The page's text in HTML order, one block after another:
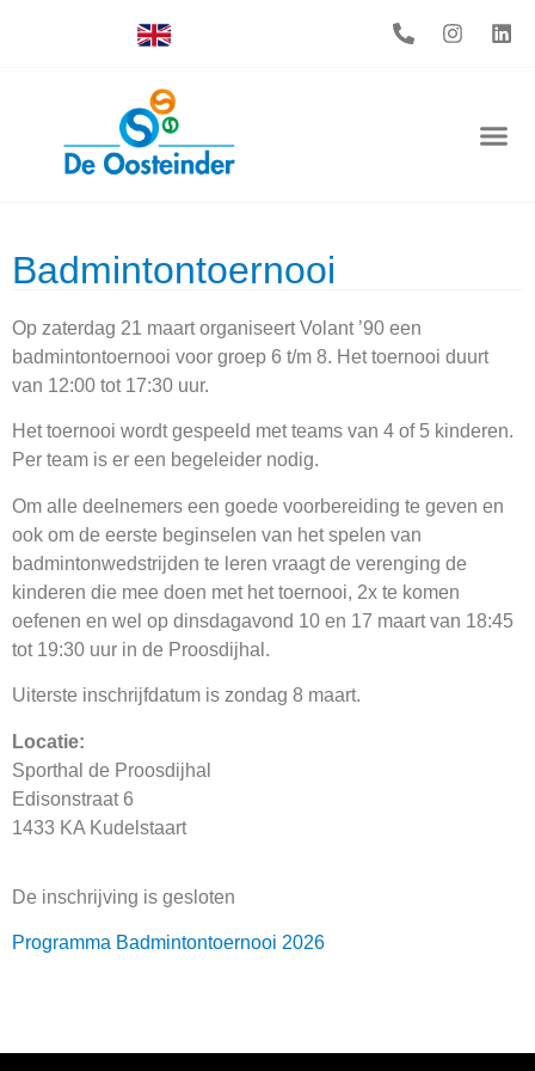
Badmintontoernooi
Op zaterdag 21 maart organiseert Volant ’90 een
badmintontoernooi voor groep 6 t/m 8. Het toernooi duurt
van 12:00 tot 17:30 uur.
Het toernooi wordt gespeeld met teams van 4 of 5 kinderen.
Per team is er een begeleider nodig.
Om alle deelnemers een goede voorbereiding te geven en
ook om de eerste beginselen van het spelen van
badmintonwedstrijden te leren vraagt de verenging de
kinderen die mee doen met het toernooi, 2x te komen
oefenen en wel op dinsdagavond 10 en 17 maart van 18:45
tot 19:30 uur in de Proosdijhal.
Uiterste inschrijfdatum is zondag 8 maart.
Locatie:
Sporthal de Proosdijhal
Edisonstraat 6
1433 KA Kudelstaart
De inschrijving is gesloten
Programma Badmintontoernooi 2026